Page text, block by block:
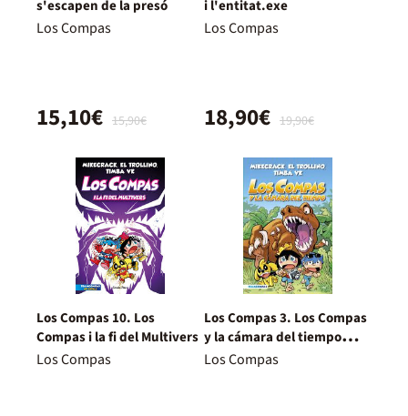
s'escapen de la presó
Los Compas
15,90€
15,10€
i l'entitat.exe
Los Compas
19,90€
18,90€
Los Compas 10. Los
Compas i la fi del Multivers
Los Compas
Los Compas 3. Los Compas
y la cámara del tiempo
(edición a color)
Los Compas